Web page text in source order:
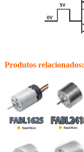
Produtos relacionados: